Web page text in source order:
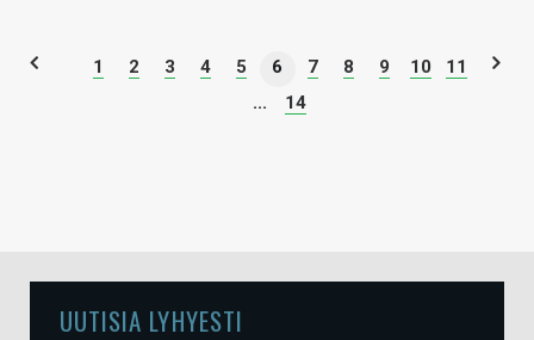
1 2 3 4 5 6 7 8 9 10
11
...
14
UUTISIA LYHYESTI